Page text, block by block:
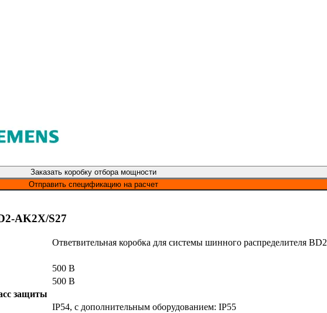
Заказать коробку отбора мощности
Отправить спецификацию на расчет
AK2X/S27
Ответвительная коробка для системы шинного распределителя BD2
500 В
500 В
защиты
IP54, с дополнительным оборудованием: IP55